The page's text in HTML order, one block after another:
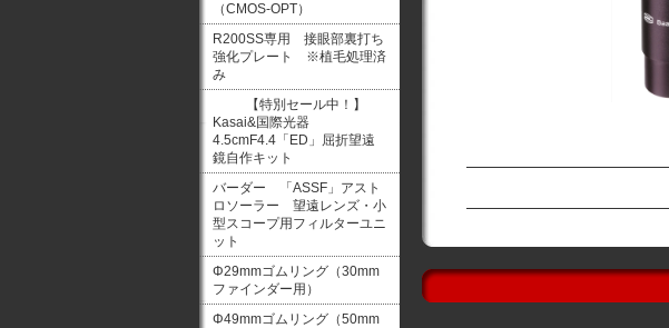
（CMOS-OPT）
R200SS専用 接眼部裏打ち
強化プレート ※植毛処理済
み
【特別セール中！】
Kasai&国際光器
4.5cmF4.4「ED」屈折望遠
鏡自作キット
バーダー 「ASSF」アスト
ロソーラー 望遠レンズ・小
型スコープ用フィルターユニ
ット
Φ29mmゴムリング（30mm
ファインダー用）
Φ49mmゴムリング（50mm